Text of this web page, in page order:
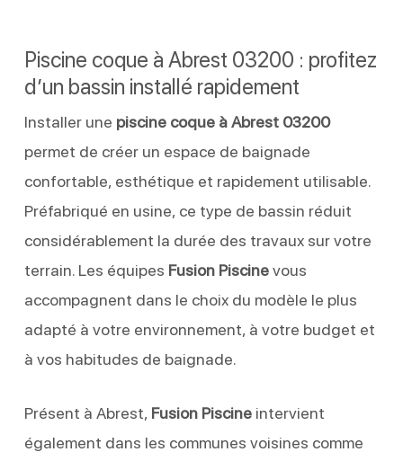
Piscine coque à Abrest 03200 : profitez
d’un bassin installé rapidement
Installer une piscine coque à Abrest 03200
permet de créer un espace de baignade
confortable, esthétique et rapidement utilisable.
Préfabriqué en usine, ce type de bassin réduit
considérablement la durée des travaux sur votre
terrain. Les équipes Fusion Piscinevous
accompagnent dans le choix du modèle le plus
adapté à votre environnement, à votre budget et
à vos habitudes de baignade.
Présent à Abrest, Fusion Piscineintervient
également dans les communes voisines comme